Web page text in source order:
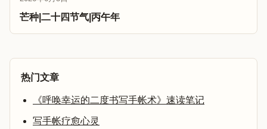
芒种|二十四节气|丙午年
热门文章
《呼唤幸运的二度书写手帐术》速读笔记
写手帐疗愈心灵